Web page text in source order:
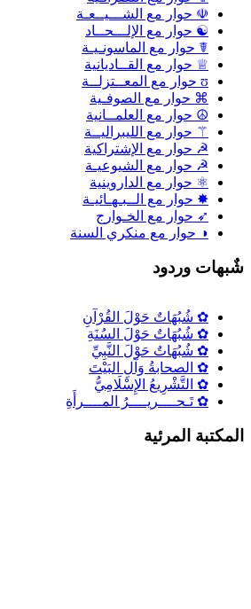
☫ حوار مع الشـــيــعـة
☯ حوار مع الإلـــحــاد
☤ حوار مع الماسونـيـة
♕ حوار مع القــاديانية
ʊ حوار مع المعــتزلــة
⌘ حوار مع الصوفـية
☮ حوار مع العلمــانية
⚚ حوار مع الليبراليــة
☭ حوار مع الإشتراكية
☭ حوار مع الشيوعيـة
⚛ حوار مع الداروينية
✸ حوار مع الــبـهـائيـة
➶ حوار مع الخـوارج
◑ حوار مع منكري السنة
وردود
✿ شُبُهَاتٌ حَوْلَ القُرْآنِ
✿ شُبُهَاتٌ حَوْلَ السُنَةِ
✿ شُبُهَاتٌ حَوْلَ النَّبِيِّ
✿ الصحابةُ وَآلِ البَيْتَ
✿ التَّشْرِيعُ الإِسْلَامِيُّ
✿ تَـحــــريــــرُ المــــرأَةِ
المرئية